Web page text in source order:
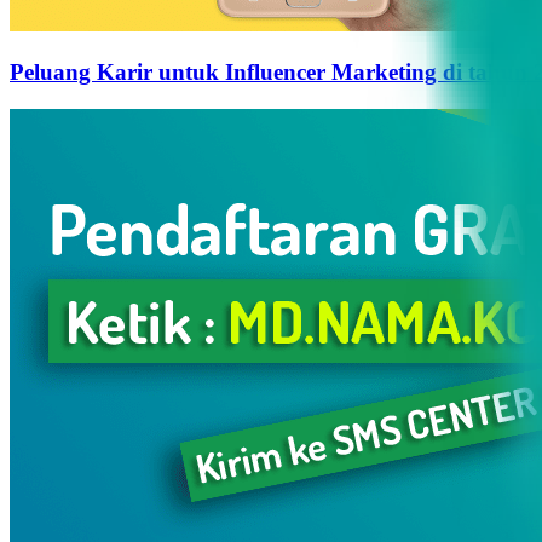
Peluang Karir untuk Influencer Marketing di tahun